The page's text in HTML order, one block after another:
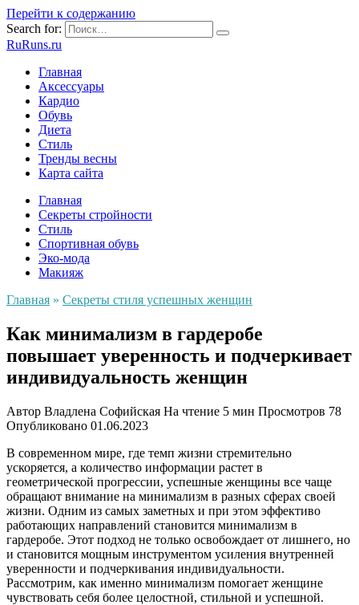
Перейти к содержанию
Search for:
RuRuns.ru
Главная
Аксессуары
Кардио
Обувь
Диета
Стиль
Тренды весны
Карта сайта
Главная
Секреты стройности
Стиль
Спортивная обувь
Эко-мода
Макияж
Главная » Секреты стиля успешных женщин
Как минимализм в гардеробе
повышает уверенность и подчеркивает
индивидуальность женщин
Автор Владлена Софийская На чтение 5 мин Просмотров 78
Опубликовано 01.06.2023
В современном мире, где темп жизни стремительно
ускоряется, а количество информации растет в
геометрической прогрессии, успешные женщины все чаще
обращают внимание на минимализм в разных сферах своей
жизни. Одним из самых заметных и при этом эффективо
работающих направлений становится минимализм в
гардеробе. Этот подход не только освобождает от лишнего, но
и становится мощным инструментом усиления внутренней
уверенности и подчеркивания индивидуальности.
Рассмотрим, как именно минимализм помогает женщине
чувствовать себя более целостной, стильной и успешной.